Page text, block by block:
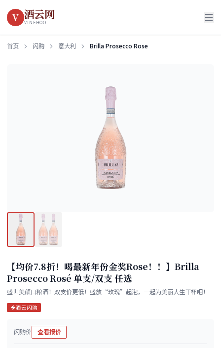
V 酒云网
VINEHOO
首页 闪购 意大利 Brilla Prosecco Rose
【均价7.8折！喝最新年份金奖Rose！！】Brilla
Prosecco Rosé 单支/双支 任选
盛世美颜口粮酒！双支价更低！盛放“玫瑰”起泡，一起为美丽人生干杯吧！
酒云闪购
闪购价 查看报价